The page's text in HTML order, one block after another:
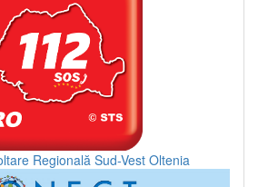
Regională Sud-Vest Oltenia